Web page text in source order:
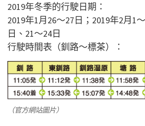
2019年冬季的行駛日期：
2019年1月26～27日；2019年2月1
日、21～24日
行駛時間表（釧路～標茶）：
（官方網站圖片）